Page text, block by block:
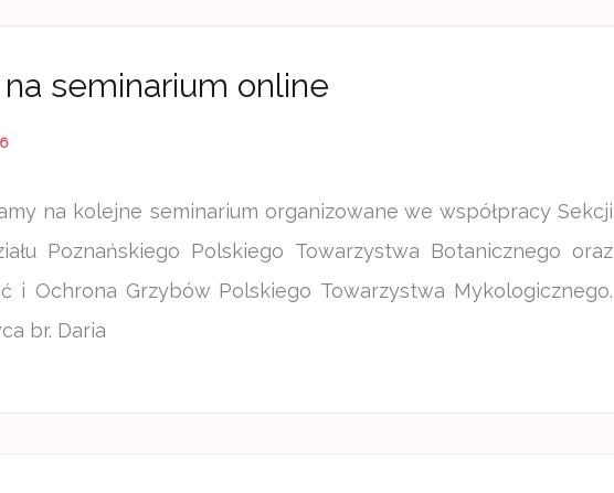
seminarium online
na kolejne seminarium organizowane we współpracy Sekcji
Poznańskiego Polskiego Towarzystwa Botanicznego oraz
i Ochrona Grzybów Polskiego Towarzystwa Mykologicznego.
br. Daria